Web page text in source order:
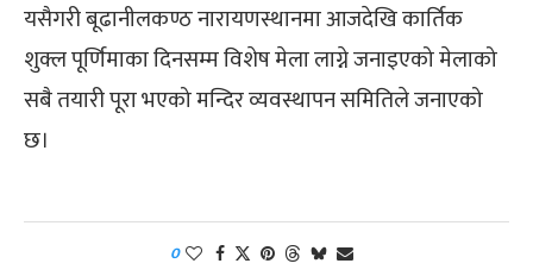
यसैगरी बूढानीलकण्ठ नारायणस्थानमा आजदेखि कार्तिक
शुक्ल पूर्णिमाका दिनसम्म विशेष मेला लाग्ने जनाइएको मेलाको
सबै तयारी पूरा भएको मन्दिर व्यवस्थापन समितिले जनाएको
छ।
0